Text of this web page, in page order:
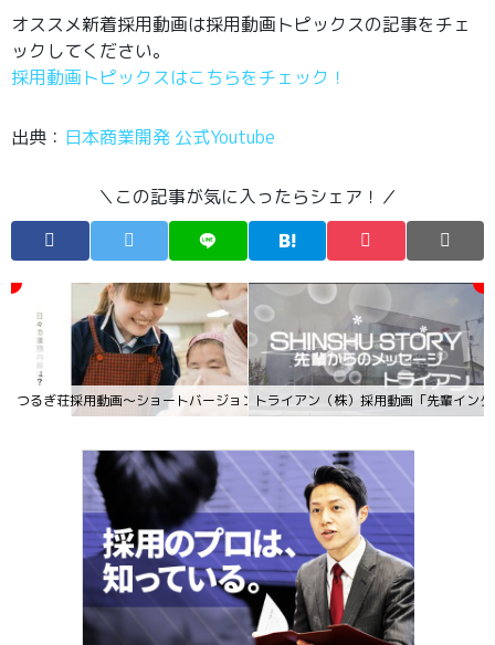
オススメ新着採用動画は採用動画トピックスの記事をチェ
ックしてください。
採用動画トピックスはこちらをチェック！
出典： 日本商業開発 公式Youtube
＼この記事が気に入ったらシェア！／
トライアン（株）採用動画「先輩イン
つるぎ荘採用動画～ショートバージョン